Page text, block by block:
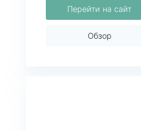
Перейти на сайт
Обзор